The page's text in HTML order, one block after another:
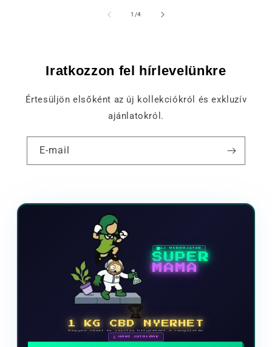
1 /of
4
Iratkozzon fel hírlevelünkre
Értesüljön elsőként az új kollekciókról és exkluzív
ajánlatokról.
E-mail
ÚJ VIDEOJÁTÉK
SUPER
MAMA
🏆
1 KG CBD NYERHET
Vegyen részt és javítsa helyezését a ranglistán
🗓 HAVI JUTALMAK